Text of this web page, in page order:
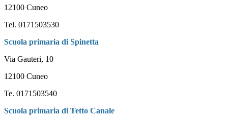
12100 Cuneo
Tel. 0171503530
Scuola primaria di Spinetta
Via Gauteri, 10
12100 Cuneo
Te. 0171503540
Scuola primaria di Tetto Canale